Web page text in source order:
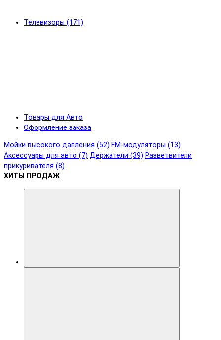
Телевизоры (171)
Товары для Авто
Оформление заказа
Мойки высокого давления (52) FM-модуляторы (13)
Аксессуары для авто (7) Держатели (39) Разветвители
прикуривателя (8)
ХИТЫ ПРОДАЖ